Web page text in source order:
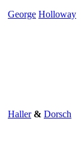
George Holloway
Haller & Dorsch